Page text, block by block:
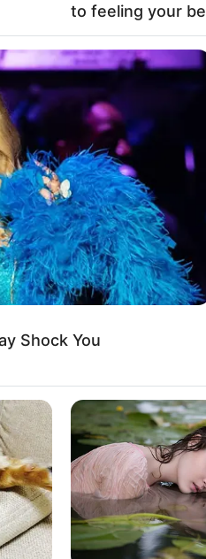
VOTE
Umur:
WHATSAPP TELEGRAM
aktris lewat serial horor Netflix
berhasil mengantarkannya
Awards. Ia kemudian mengikuti
dan
chemistrydengan Penn
dalam
Youseason 2 yang rilis
serial antologi bertajukAmazing
berbagai film. Salah satu film hits
to feeling your
Shock You